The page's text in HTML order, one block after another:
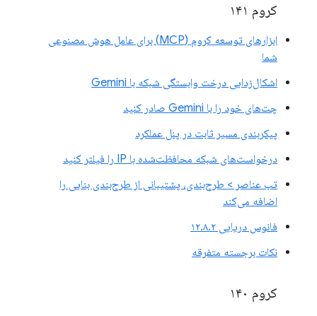
کروم ۱۴۱
ابزارهای توسعه کروم (MCP) برای عامل هوش مصنوعی
شما
اشکال‌زدایی درخت وابستگی شبکه با Gemini
چت‌های خود را با Gemini صادر کنید
پیکربندی مسیر ثابت در پنل عملکرد
درخواست‌های شبکه محافظت‌شده با IP را فیلتر کنید
تب عناصر > طرح‌بندی، پشتیبانی از طرح‌بندی بنایی را
اضافه می‌کند
فانوس دریایی ۱۲.۸.۲
نکات برجسته متفرقه
کروم ۱۴۰